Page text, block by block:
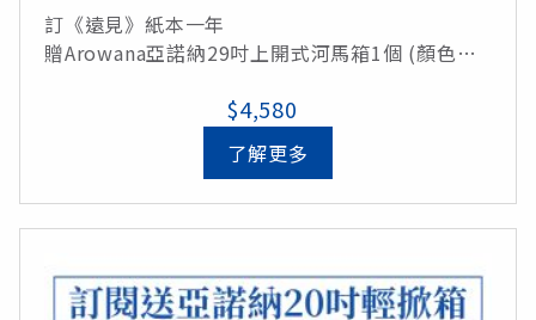
訂《遠見》紙本一年
贈Arowana亞諾納29吋上開式河馬箱1個 (顏色隨
贈Arowana亞諾納20吋避震鋁框箱1個(顏色隨機出
$4,580
了解更多